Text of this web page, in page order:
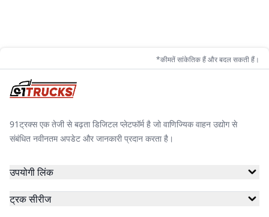
*कीमतें सांकेतिक हैं और बदल सकती हैं।
91ट्रक्स एक तेजी से बढ़ता डिजिटल प्लेटफॉर्म है जो वाणिज्यिक वाहन उद्योग से
संबंधित नवीनतम अपडेट और जानकारी प्रदान करता है।
उपयोगी लिंक
ट्रक सीरीज